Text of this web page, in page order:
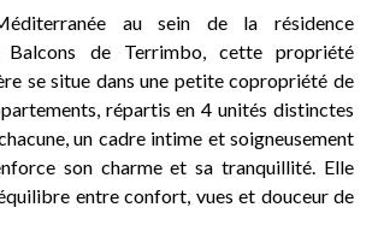
au sein de la résidence
Balcons de Terrimbo, cette propriété
se situe dans une petite copropriété de
répartis en 4 unités distinctes
un cadre intime et soigneusement
son charme et sa tranquillité. Elle
entre confort, vues et douceur de